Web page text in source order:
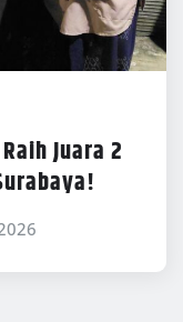
Juara 2